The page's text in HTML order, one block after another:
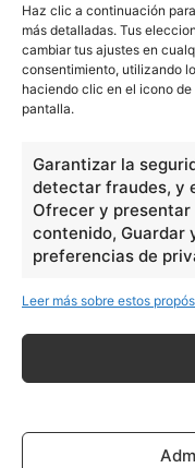
Haz clic a continuación
más detalladas. Tus
cambiar tus ajustes en
consentimiento, utilizando
haciendo clic en el icono
pantalla.
Garantizar la
detectar fraudes, y
Ofrecer y presentar
contenido, Guardar
preferencias de
Leer más sobre estos